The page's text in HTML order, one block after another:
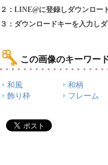
２：LINE@に登録しダウンロー
３：ダウンロードキーを入力し
この画像のキーワー
和風 和柄
飾り枠
フレーム